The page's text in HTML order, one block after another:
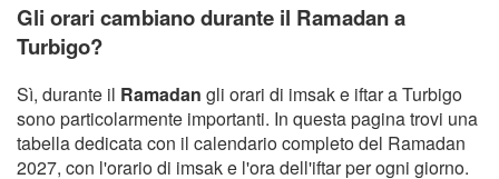
Gli orari cambiano durante il Ramadan a
Turbigo?
Sì, durante il Ramadan gli orari di imsak e iftar a Turbigo
sono particolarmente importanti. In questa pagina trovi una
tabella dedicata con il calendario completo del Ramadan
2027, con l'orario di imsak e l'ora dell'iftar per ogni giorno.